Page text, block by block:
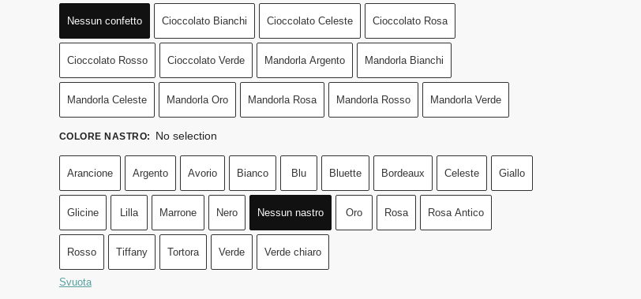
Nessun confetto Cioccolato Bianchi Cioccolato Celeste Cioccolato Rosa
Cioccolato Rosso Cioccolato Verde Mandorla Argento Mandorla Bianchi
Mandorla Celeste Mandorla Oro Mandorla Rosa Mandorla Rosso Mandorla Verde
COLORE NASTRO: No selection
Arancione Argento Avorio Bianco Blu Bluette Bordeaux Celeste Giallo
Glicine Lilla Marrone Nero Nessun nastro Oro Rosa Rosa Antico
Rosso Tiffany Tortora Verde Verde chiaro
Svuota